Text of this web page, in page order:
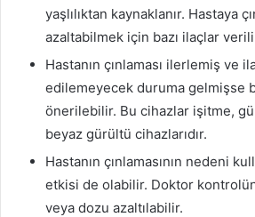
yaşlılıktan kaynaklanır. Hastaya
azaltabilmek için bazı ilaçlar
Hastanın çınlaması ilerlemiş ve
edilemeyecek duruma gelmişse
önerilebilir. Bu cihazlar işitme,
beyaz gürültü cihazlarıdır.
Hastanın çınlamasının nedeni
etkisi de olabilir. Doktor
veya dozu azaltılabilir.